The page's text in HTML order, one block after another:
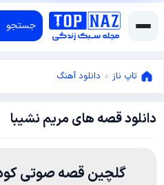
جستجو
تاپ ناز » دانلود آهنگ
دانلود قصه های مریم نشیبا
ژوئن
گلچین قصه صوتی